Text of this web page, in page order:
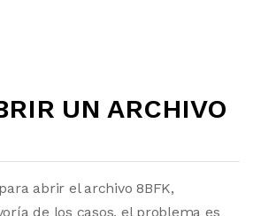
UN ARCHIVO
abrir el archivo 8BFK,
de los casos, el problema es